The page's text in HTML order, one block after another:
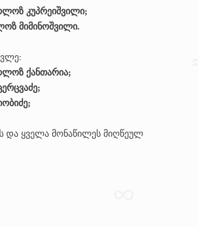
კუპრეიშვილი;
მიმინოშვილი.
ქანთარია;
და ყველა მონაწილეს მიღწეულ